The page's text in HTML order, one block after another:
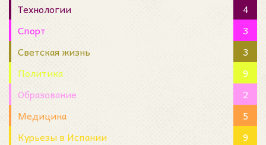
Технологии
4
Спорт
3
Светская жизнь
3
Политика
9
Образование
2
Медицина
5
Курьезы в Испании
9